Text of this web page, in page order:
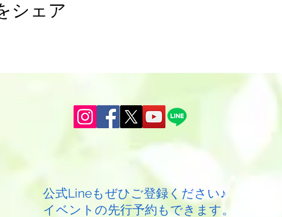
シェア
公式Lineもぜひご登録ください♪
​イベントの先行予約もできます。